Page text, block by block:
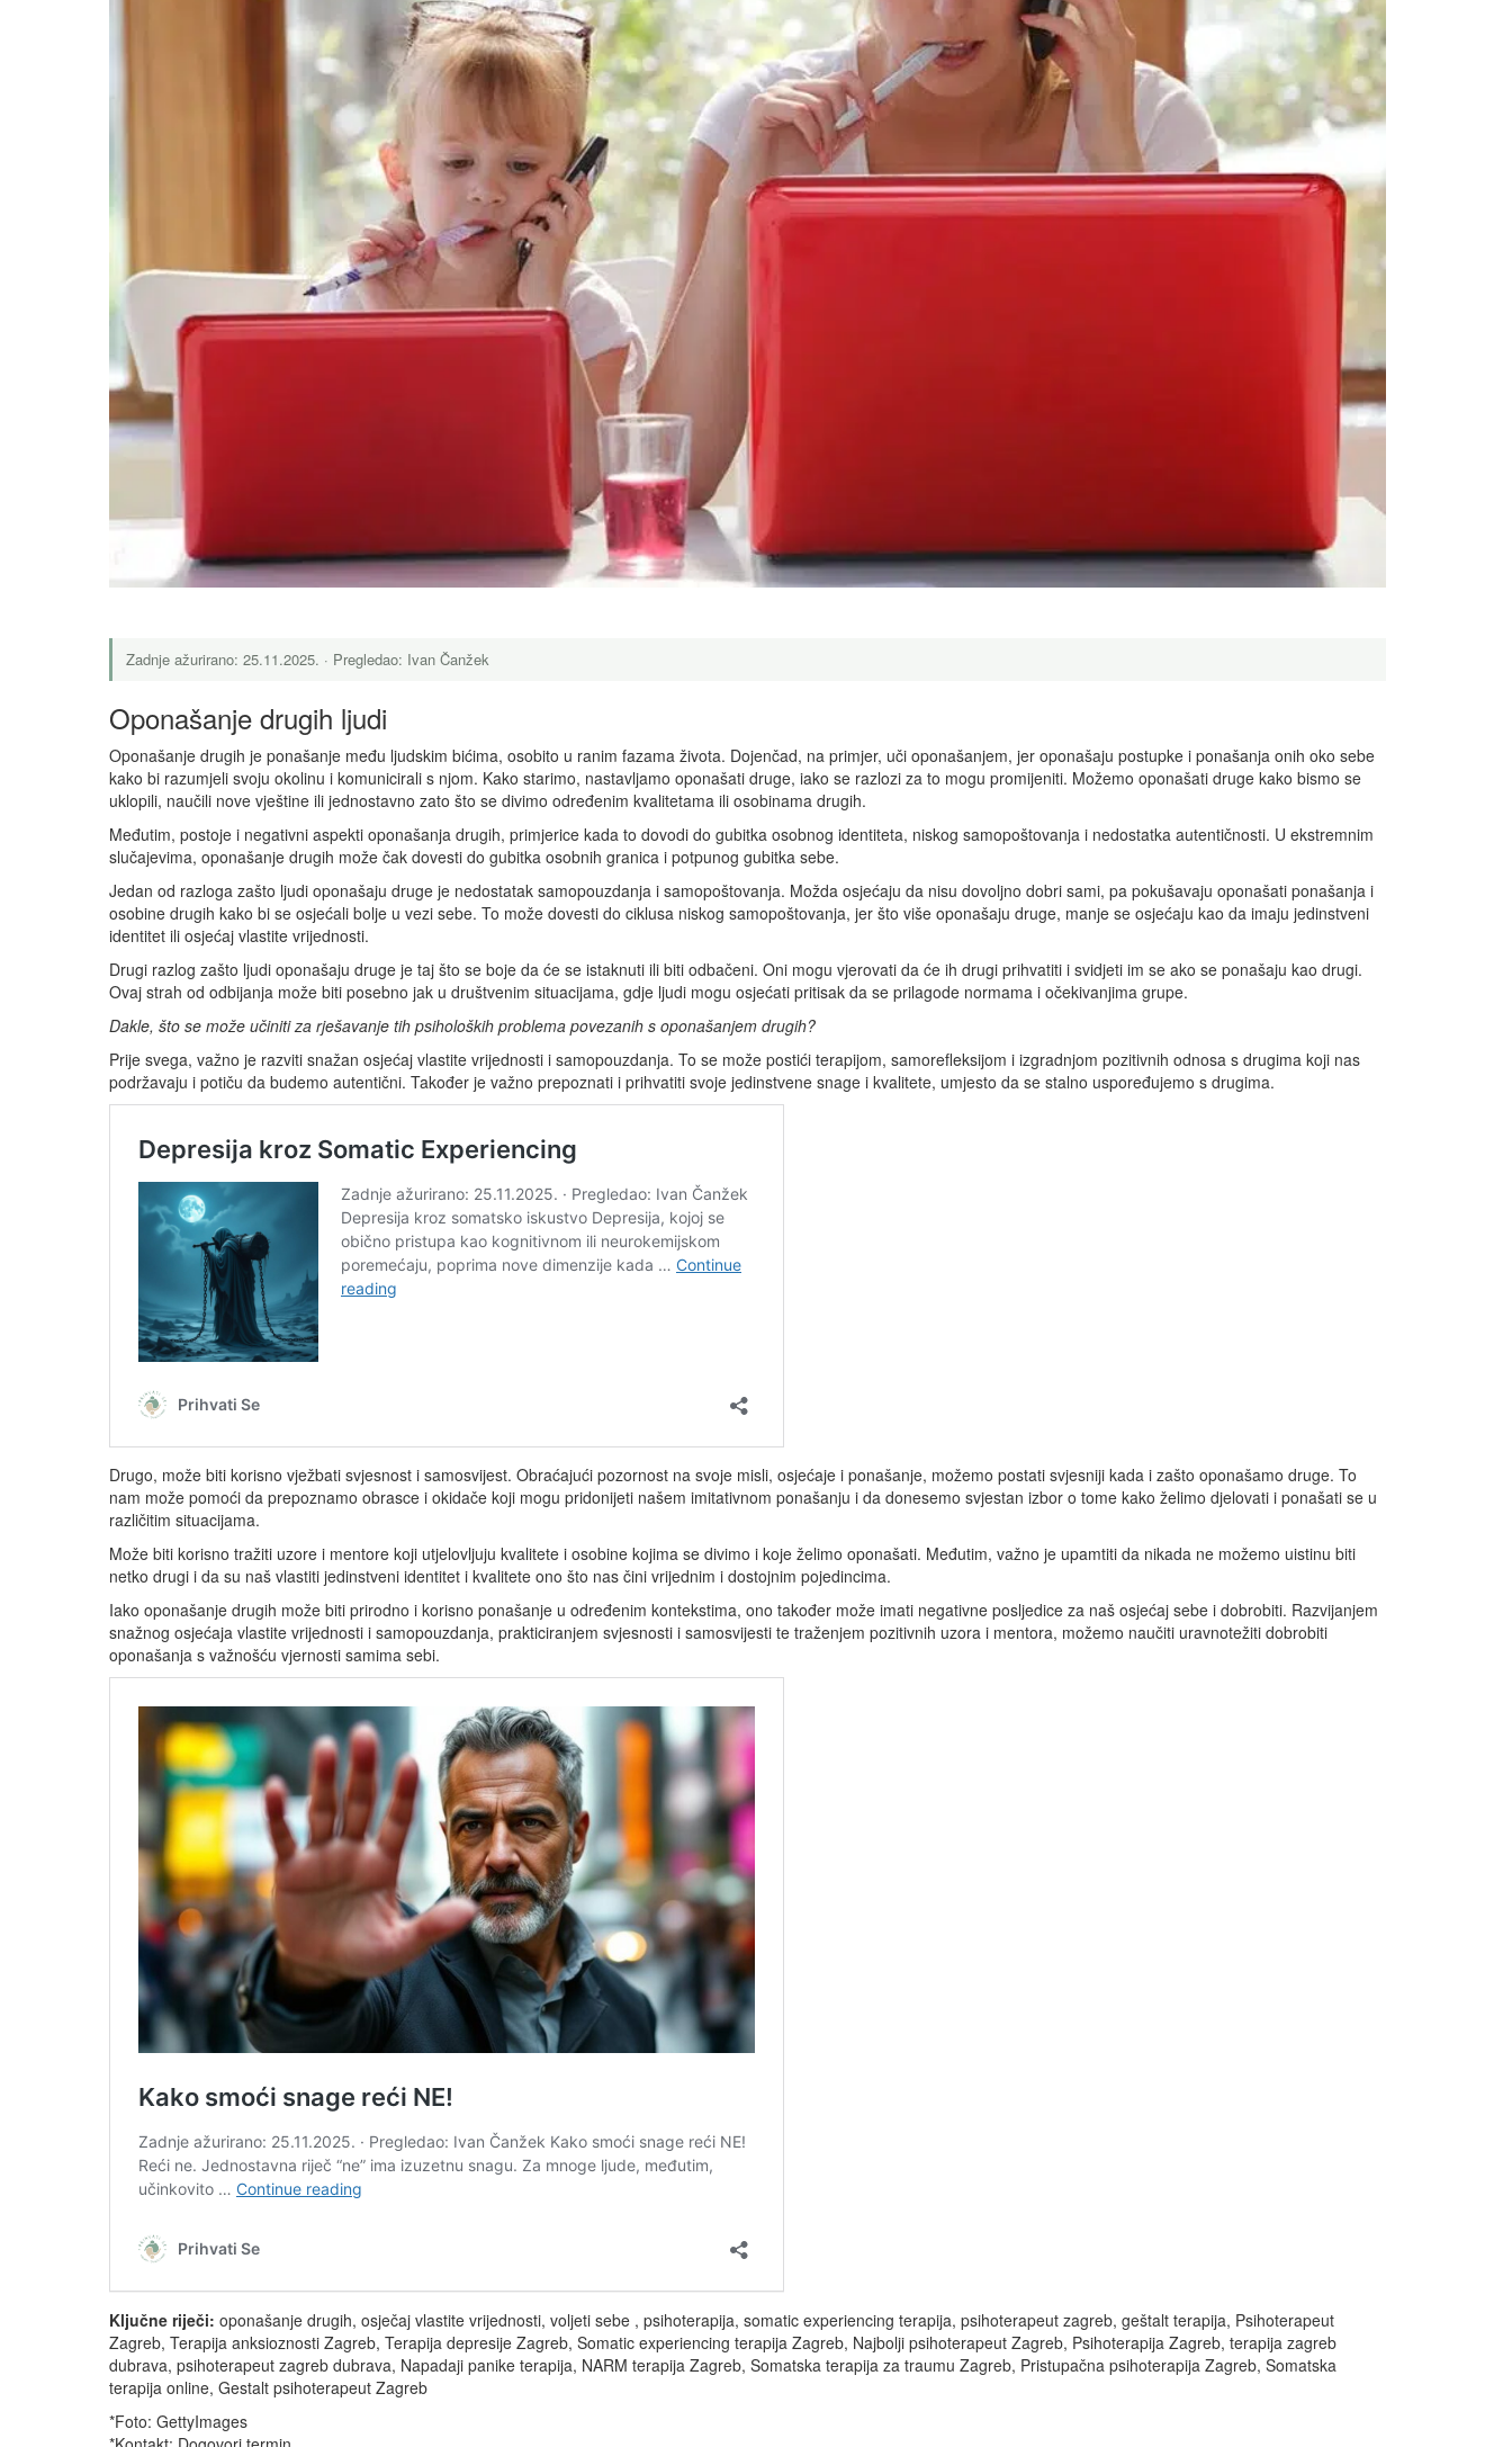
Zadnje ažurirano: 25.11.2025. · Pregledao: Ivan Čanžek
Oponašanje drugih ljudi
Oponašanje drugih je ponašanje među ljudskim bićima, osobito u ranim fazama života. Dojenčad, na primjer, uči oponašanjem, jer oponašaju postupke i ponašanja onih oko sebe
kako bi razumjeli svoju okolinu i komunicirali s njom. Kako starimo, nastavljamo oponašati druge, iako se razlozi za to mogu promijeniti. Možemo oponašati druge kako bismo se
uklopili, naučili nove vještine ili jednostavno zato što se divimo određenim kvalitetama ili osobinama drugih.
Međutim, postoje i negativni aspekti oponašanja drugih, primjerice kada to dovodi do gubitka osobnog identiteta, niskog samopoštovanja i nedostatka autentičnosti. U ekstremnim
slučajevima, oponašanje drugih može čak dovesti do gubitka osobnih granica i potpunog gubitka sebe.
Jedan od razloga zašto ljudi oponašaju druge je nedostatak samopouzdanja i samopoštovanja. Možda osjećaju da nisu dovoljno dobri sami, pa pokušavaju oponašati ponašanja i
osobine drugih kako bi se osjećali bolje u vezi sebe. To može dovesti do ciklusa niskog samopoštovanja, jer što više oponašaju druge, manje se osjećaju kao da imaju jedinstveni
identitet ili osjećaj vlastite vrijednosti.
Drugi razlog zašto ljudi oponašaju druge je taj što se boje da će se istaknuti ili biti odbačeni. Oni mogu vjerovati da će ih drugi prihvatiti i svidjeti im se ako se ponašaju kao drugi.
Ovaj strah od odbijanja može biti posebno jak u društvenim situacijama, gdje ljudi mogu osjećati pritisak da se prilagode normama i očekivanjima grupe.
Dakle, što se može učiniti za rješavanje tih psiholoških problema povezanih s oponašanjem drugih?
Prije svega, važno je razviti snažan osjećaj vlastite vrijednosti i samopouzdanja. To se može postići terapijom, samorefleksijom i izgradnjom pozitivnih odnosa s drugima koji nas
podržavaju i potiču da budemo autentični. Također je važno prepoznati i prihvatiti svoje jedinstvene snage i kvalitete, umjesto da se stalno uspoređujemo s drugima.
Drugo, može biti korisno vježbati svjesnost i samosvijest. Obraćajući pozornost na svoje misli, osjećaje i ponašanje, možemo postati svjesniji kada i zašto oponašamo druge. To
nam može pomoći da prepoznamo obrasce i okidače koji mogu pridonijeti našem imitativnom ponašanju i da donesemo svjestan izbor o tome kako želimo djelovati i ponašati se u
različitim situacijama.
Može biti korisno tražiti uzore i mentore koji utjelovljuju kvalitete i osobine kojima se divimo i koje želimo oponašati. Međutim, važno je upamtiti da nikada ne možemo uistinu biti
netko drugi i da su naš vlastiti jedinstveni identitet i kvalitete ono što nas čini vrijednim i dostojnim pojedincima.
Iako oponašanje drugih može biti prirodno i korisno ponašanje u određenim kontekstima, ono također može imati negativne posljedice za naš osjećaj sebe i dobrobiti. Razvijanjem
snažnog osjećaja vlastite vrijednosti i samopouzdanja, prakticiranjem svjesnosti i samosvijesti te traženjem pozitivnih uzora i mentora, možemo naučiti uravnotežiti dobrobiti
oponašanja s važnošću vjernosti samima sebi.
Ključne riječi: oponašanje drugih, osječaj vlastite vrijednosti, voljeti sebe , psihoterapija, somatic experiencing terapija, psihoterapeut zagreb, geštalt terapija, Psihoterapeut
Zagreb, Terapija anksioznosti Zagreb, Terapija depresije Zagreb, Somatic experiencing terapija Zagreb, Najbolji psihoterapeut Zagreb, Psihoterapija Zagreb, terapija zagreb
dubrava, psihoterapeut zagreb dubrava, Napadaji panike terapija, NARM terapija Zagreb, Somatska terapija za traumu Zagreb, Pristupačna psihoterapija Zagreb, Somatska
terapija online, Gestalt psihoterapeut Zagreb
*Foto: GettyImages